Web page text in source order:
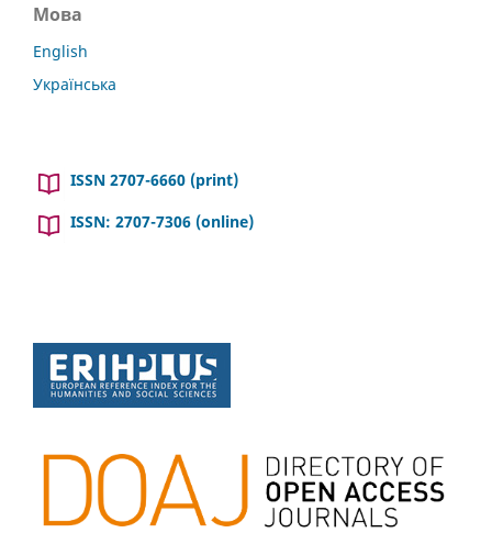
Мова
English
Українська
ISSN 2707-6660 (print)
ISSN: 2707-7306 (online)